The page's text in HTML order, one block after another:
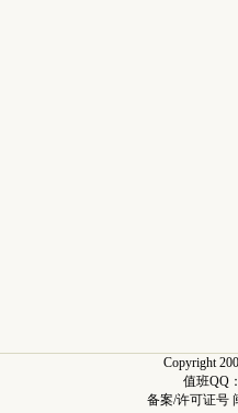
Copyright
值班QQ
备案/许可证号